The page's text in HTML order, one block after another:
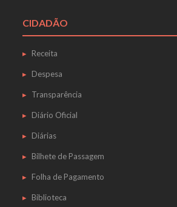
CIDADÃO
Receita
Despesa
Transparência
Diário Oficial
Diárias
Bilhete de Passagem
Folha de Pagamento
Biblioteca